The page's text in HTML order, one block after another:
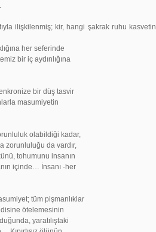
ilişkilenmiş; kir, hangi şakrak ruhu kasvetin
her seferinde
bir iç aydınlığına
bir düş tasvir
masumiyetin
olabildiği kadar,
zorunluluğu da vardır,
tohumunu insanın
içinde… İnsanı -her
tüm pişmanlıklar
ötelemesinin
yaratılıştaki